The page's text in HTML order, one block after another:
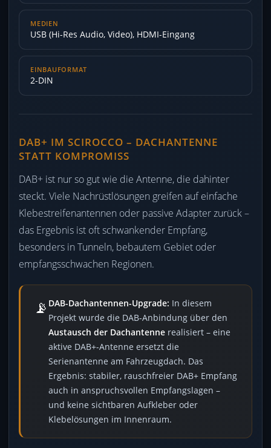
MEDIEN
USB (Hi-Res Audio, Video), HDMI-Eingang
EINBAUFORMAT
2-DIN
DAB+ IM SCIROCCO – DACHANTENNE
STATT KOMPROMISS
DAB+ ist nur so gut wie die Antenne, die dahinter
steckt. Viele Nachrüstlösungen greifen auf einfache
Klebestreifenantennen oder passive Adapter zurück –
das Ergebnis ist oft schwankender Empfang,
besonders in Tunneln, bebautem Gebiet oder
empfangsschwachen Regionen.
📡 DAB-Dachantennen-Upgrade: In diesem
Projekt wurde die DAB-Anbindung über den
Austausch der Dachantenne realisiert – eine
aktive DAB+-Antenne ersetzt die
Serienantenne am Fahrzeugdach. Das
Ergebnis: stabiler, rauschfreier DAB+ Empfang
auch in anspruchsvollen Empfangslagen –
und keine sichtbaren Aufkleber oder
Klebelösungen im Innenraum.